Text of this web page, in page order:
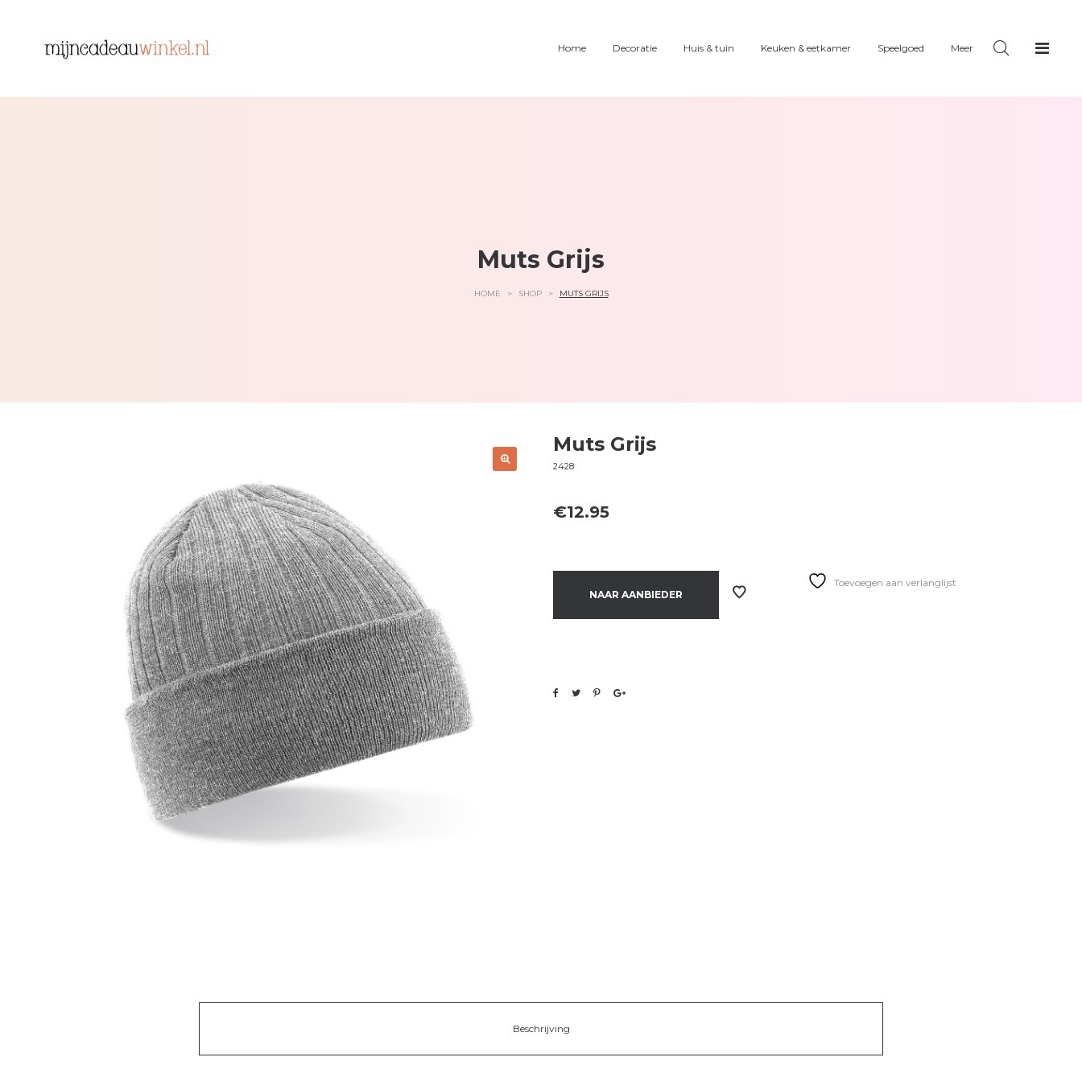
Home Decoratie Huis & tuin Keuken & eetkamer Speelgoed Meer
Muts Grijs
HOME > SHOP > MUTS GRIJS
Muts Grijs
2428
€12.95
NAAR AANBIEDER
Toevoegen aan verlanglijst
Beschrijving